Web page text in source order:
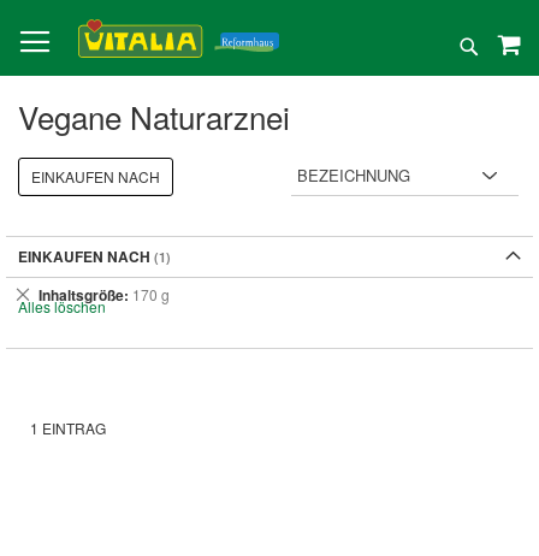
zum
Inhalt
Suche
Vegane Naturarznei
1 EINTRAG
EINKAUFEN NACH
EINKAUFEN NACH
Inhaltsgröße 170 g
Dies
entfernen
Alles löschen